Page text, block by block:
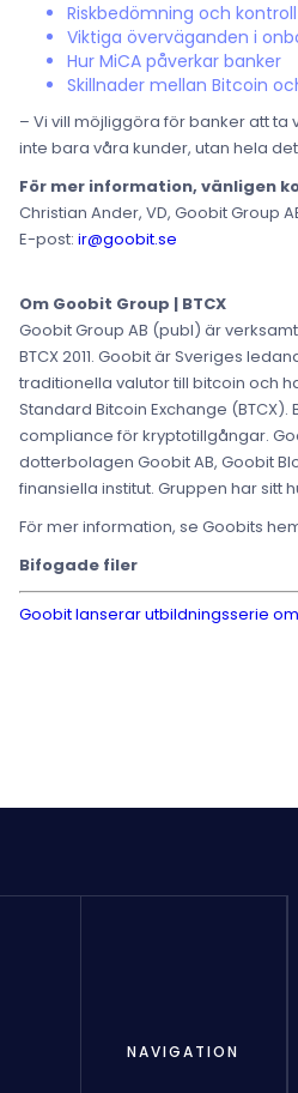
Riskbedömning och
Viktiga överväganden i
Hur MiCA påverkar banker
Skillnader mellan Bitcoin
– Vi vill möjliggöra för banker att
inte bara våra kunder, utan hela
För mer information, vänligen
Christian Ander, VD, Goobit Group
E-post: ir@goobit.se
Om Goobit Group | BTCX
Goobit Group AB (publ) är
BTCX 2011. Goobit är Sveriges
traditionella valutor till bitcoin och
Standard Bitcoin Exchange
compliance för kryptotillgångar.
dotterbolagen Goobit AB, Goobit
finansiella institut. Gruppen har sitt
För mer information, se Goobits
Bifogade filer
Goobit lanserar utbildningsserie
NAVIGATION